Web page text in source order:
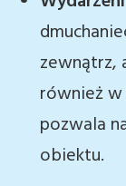
zewnątrz,
również w
pozwala
obiektu.